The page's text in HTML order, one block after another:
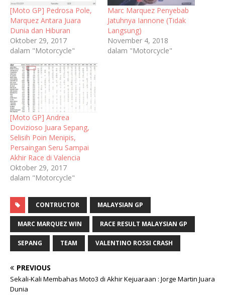
[Moto GP] Pedrosa Pole,
Marquez Antara Juara
Dunia dan Hiburan
Oktober 29, 2017
dalam "Motorcycle"
Marc Marquez Penyebab
Jatuhnya Iannone (Tidak
Langsung)
November 4, 2018
dalam "Motorcycle"
[Moto GP] Andrea
Dovizioso Juara Sepang,
Selisih Poin Menipis,
Persaingan Seru Sampai
Akhir Race di Valencia
Oktober 29, 2017
dalam "Motorcycle"
CONTRUCTOR MALAYSIAN GP
MARC MARQUEZ WIN RACE RESULT MALAYSIAN GP
SEPANG TEAM VALENTINO ROSSI CRASH
PREVIOUS
Sekali-Kali Membahas Moto3 di Akhir Kejuaraan : Jorge Martin Juara
Dunia